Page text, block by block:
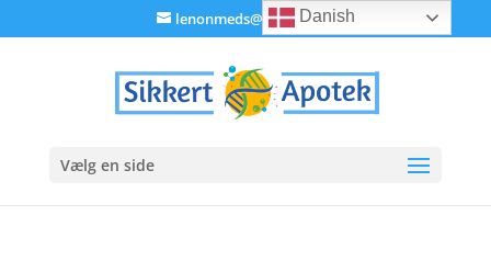
lenonmeds@gmail.com
Vælg en side
Danish